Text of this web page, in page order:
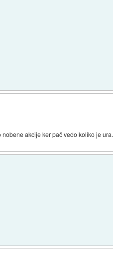
akcije ker pač vedo koliko je ura.